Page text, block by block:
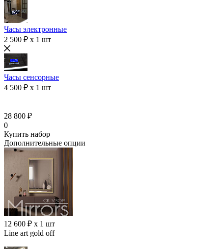
Часы электронные
2 500 ₽ x 1 шт
Часы сенсорные
4 500 ₽ x 1 шт
28 800 ₽
0
Купить набор
Дополнительные опции
12 600 ₽ x 1 шт
Line art gold off